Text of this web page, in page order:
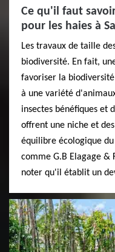
Ce qu'il faut
pour les haies à
Les travaux de taille
biodiversité. En fait,
favoriser la
à une variété
insectes bénéfiques et
offrent une niche et
équilibre écologique
comme G.B Elagage &
noter qu'il établit un